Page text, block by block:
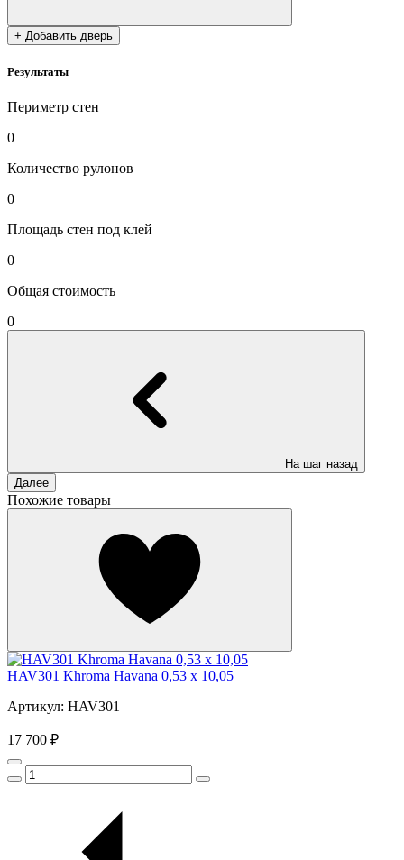
+ Добавить дверь
Результаты
Периметр стен
0
Количество рулонов
0
Площадь стен под клей
0
Общая стоимость
0
На шаг назад
Далее
Похожие товары
HAV301 Khroma Havana 0,53 x 10,05
Артикул: HAV301
17 700 ₽